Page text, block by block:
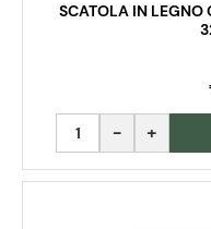
SCATOLA IN LEGNO
Quantità